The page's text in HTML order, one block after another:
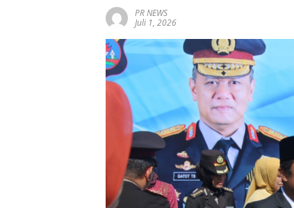
PR NEWS
Juli 1, 2026